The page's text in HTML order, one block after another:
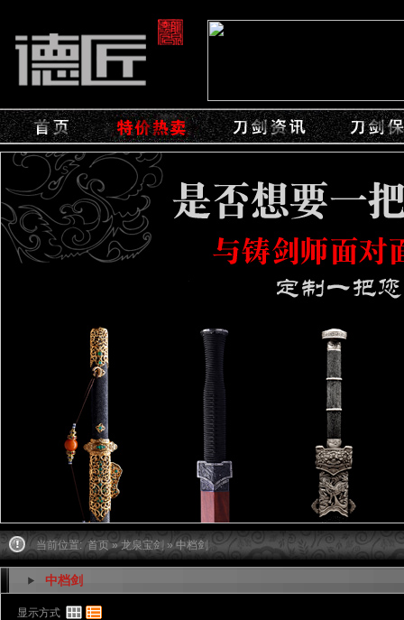
当前位置: 首页»龙泉宝剑 » 中档剑
中档剑
显示方式